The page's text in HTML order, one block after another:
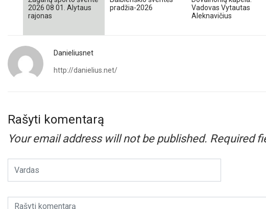
2026 08 01. Alytaus
rajonas
pradžia-2026
Vadovas Vytautas
Aleknavičius
Danieliusnet
http://danielius.net/
Rašyti komentarą
Your email address will not be published. Required